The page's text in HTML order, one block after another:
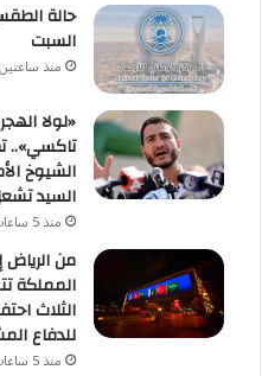
حالة
السبت
منذ ساعتين
«لولا
تاكسي»..
الشيوخ
السيد
منذ 5 ساعات
من
المملكة
الثلاث
للدفاع
منذ 5 ساعات